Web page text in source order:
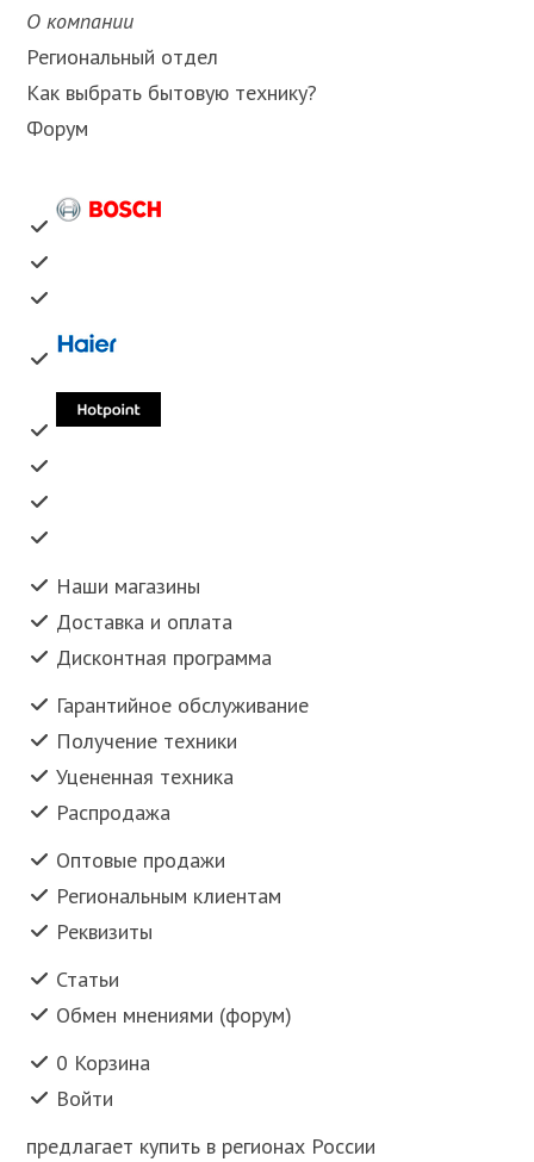
О компании
Региональный отдел
Как выбрать бытовую технику?
Форум
Наши магазины
Доставка и оплата
Дисконтная программа
Гарантийное обслуживание
Получение техники
Уцененная техника
Распродажа
Оптовые продажи
Региональным клиентам
Реквизиты
Статьи
Обмен мнениями (форум)
0 Корзина
Войти
предлагает купить в регионах России